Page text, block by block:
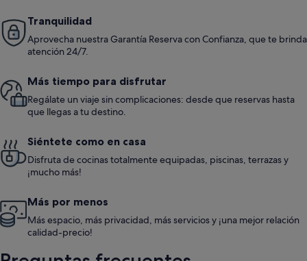
Tranquilidad
Aprovecha nuestra Garantía Reserva con Confianza, que te brinda
atención 24/7.
Más tiempo para disfrutar
Regálate un viaje sin complicaciones: desde que reservas hasta
que llegas a tu destino.
Siéntete como en casa
Disfruta de cocinas totalmente equipadas, piscinas, terrazas y
¡mucho más!
Más por menos
Más espacio, más privacidad, más servicios y ¡una mejor relación
calidad-precio!